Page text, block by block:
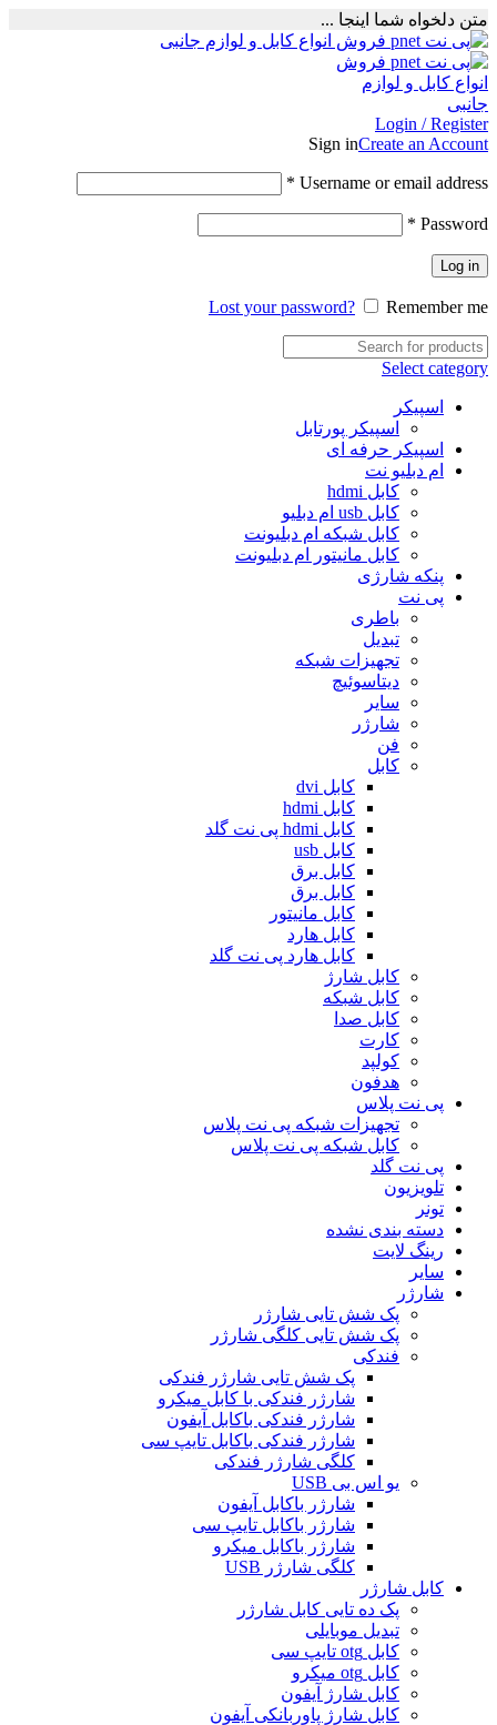
متن دلخواه شما اینجا ...
Login / Register
Sign inCreate an Account
Username or email address
*
Password
*
Log in
Lost your password? Remember me
Select category
اسپیکر
اسپیکر پورتابل
اسپیکر حرفه ای
ام دبلیو نت
کابل hdmi
کابل usb ام دبلیو
کابل شبکه ام دبلیونت
کابل مانیتور ام دبلیونت
پنکه شارژی
پی نت
باطری
تبدیل
تجهیزات شبکه
دیتاسوئیچ
سایر
شارژر
فن
کابل
کابل dvi
کابل hdmi
کابل hdmi پی نت گلد
کابل usb
کابل برق
کابل برق
کابل مانیتور
کابل هارد
کابل هارد پی نت گلد
کابل شارژ
کابل شبکه
کابل صدا
کارت
کولپد
هدفون
پی نت پلاس
تجهیزات شبکه پی نت پلاس
کابل شبکه پی نت پلاس
پی نت گلد
تلویزیون
تونر
دسته بندی نشده
رینگ لایت
سایر
شارژر
پک شش تایی شارژر
پک شش تایی کلگی شارژر
فندکی
پک شش تایی شارژر فندکی
شارژر فندکی با کابل میکرو
شارژر فندکی باکابل آیفون
شارژر فندکی باکابل تایپ سی
کلگی شارژر فندکی
یو اس بی USB
شارژر باکابل آیفون
شارژر باکابل تایپ سی
شارژر باکابل میکرو
کلگی شارژر USB
کابل شارژر
پک ده تایی کابل شارژر
تبدیل موبایلی
کابل otg تایپ سی
کابل otg میکرو
کابل شارژ آیفون
کابل شارژ پاوربانکی آیفون